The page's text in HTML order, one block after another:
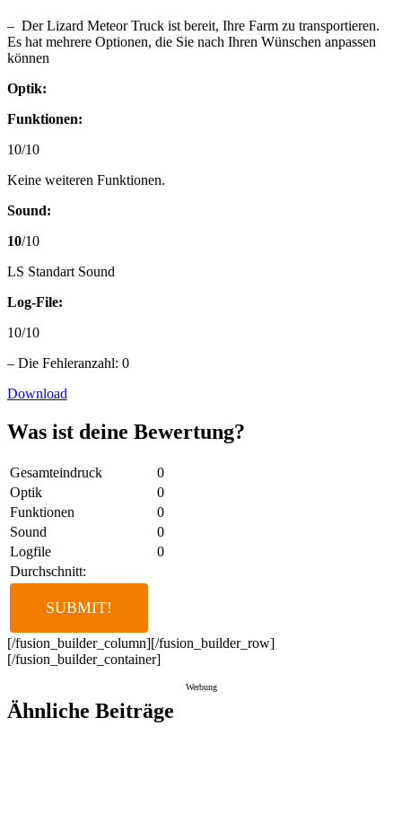
– Der Lizard Meteor Truck ist bereit, Ihre Farm zu transportieren.
Es hat mehrere Optionen, die Sie nach Ihren Wünschen anpassen
können
Optik:
Funktionen:
10/10
Keine weiteren Funktionen.
Sound:
10/10
LS Standart Sound
Log-File:
10/10
– Die Fehleranzahl: 0
Download
Was ist deine Bewertung?
Gesamteindruck
0
Optik
0
Funktionen
0
Sound
0
Logfile
0
Durchschnitt:
[/fusion_builder_column][/fusion_builder_row]
[/fusion_builder_container]
Werbung
Ähnliche Beiträge